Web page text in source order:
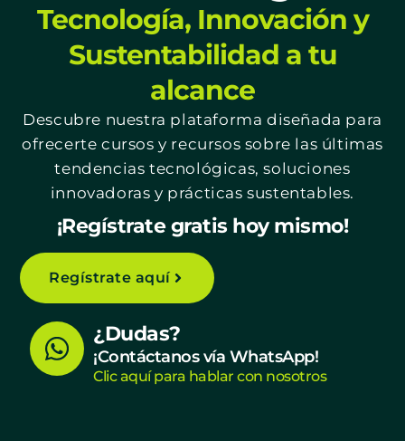
Tecnología, Innovación y
Sustentabilidad a tu
alcance
Descubre nuestra plataforma diseñada para
ofrecerte cursos y recursos sobre las últimas
tendencias tecnológicas, soluciones
innovadoras y prácticas sustentables.
¡Regístrate gratis hoy mismo!
Regístrate aquí
W
h
¿Dudas?
¡Contáctanos vía WhatsApp!
Clic aquí para hablar con nosotros